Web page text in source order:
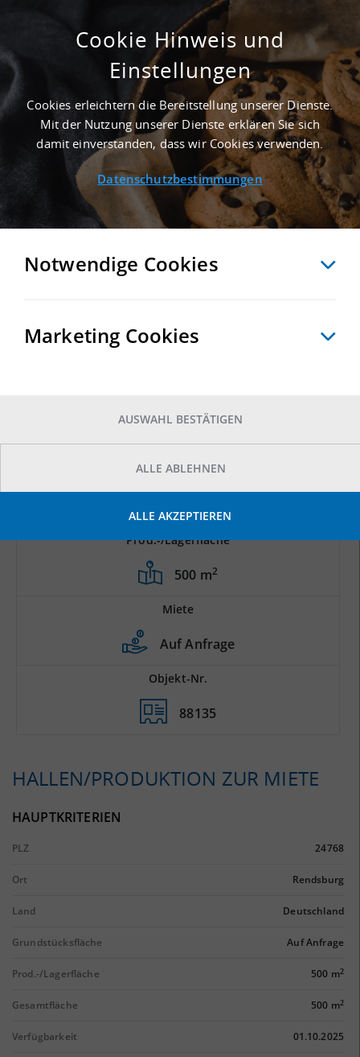
500 M² LAGERFLÄCHE IN RENDSBURG NAHE
GÜTERVERKEHRSZENTRUM KOMBIPORT
KIEL GMBH - LANDKREIS RENDSBURG-
ECKERNFÖRDE
Immobiliensuche / Detailansicht
Prod.-/Lagerfläche
500 m2
Miete
Auf Anfrage
Objekt-Nr.
88135
HALLEN/PRODUKTION ZUR MIETE
HAUPTKRITERIEN
PLZ 24768
Ort Rendsburg
Land Deutschland
Grundstücksfläche Auf Anfrage
Prod.-/Lagerfläche 500 m2
Gesamtfläche 500 m2
Verfügbarkeit 01.10.2025
Cookie Hinweis und
Einstellungen
Cookies erleichtern die Bereitstellung unserer Dienste.
Mit der Nutzung unserer Dienste erklären Sie sich
damit einverstanden, dass wir Cookies verwenden.
Datenschutzbestimmungen
Notwendige Cookies
Marketing Cookies
AUSWAHL BESTÄTIGEN
ALLE ABLEHNEN
ALLE AKZEPTIEREN